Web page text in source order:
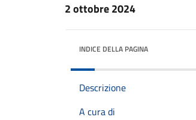
2 ottobre 2024
INDICE DELLA PAGINA
Descrizione
A cura di